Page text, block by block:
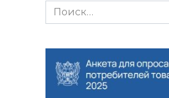
Search
for: